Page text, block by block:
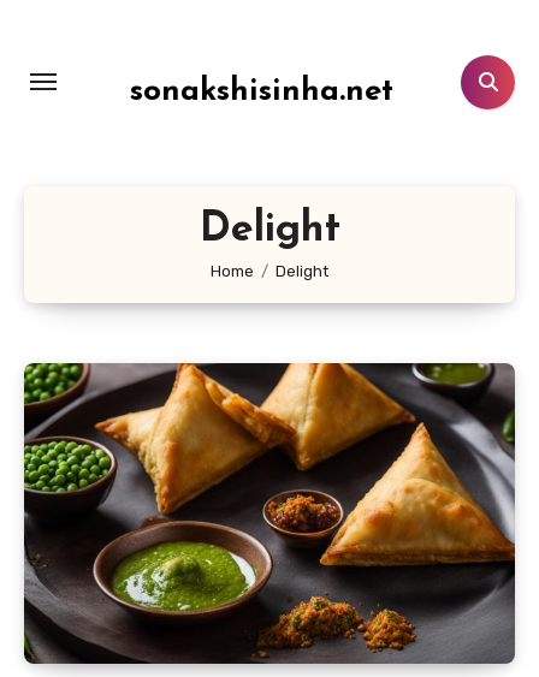
konten
sonakshisinha.net
Delight
Home Delight